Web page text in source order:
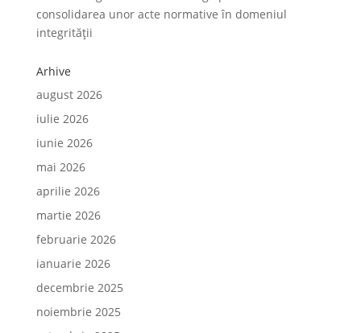
consolidarea unor acte normative în domeniul
integrității
Arhive
august 2026
iulie 2026
iunie 2026
mai 2026
aprilie 2026
martie 2026
februarie 2026
ianuarie 2026
decembrie 2025
noiembrie 2025